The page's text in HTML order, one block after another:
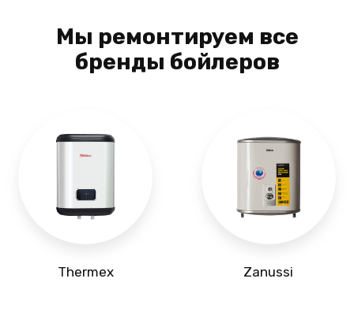
Мы ремонтируем все
бренды бойлеров
Thermex Zanussi